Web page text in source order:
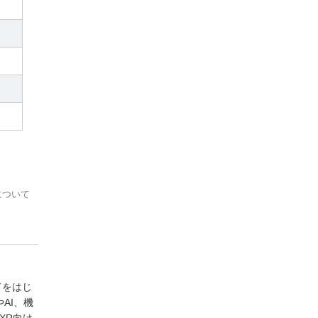
いて
はじ
AI、機